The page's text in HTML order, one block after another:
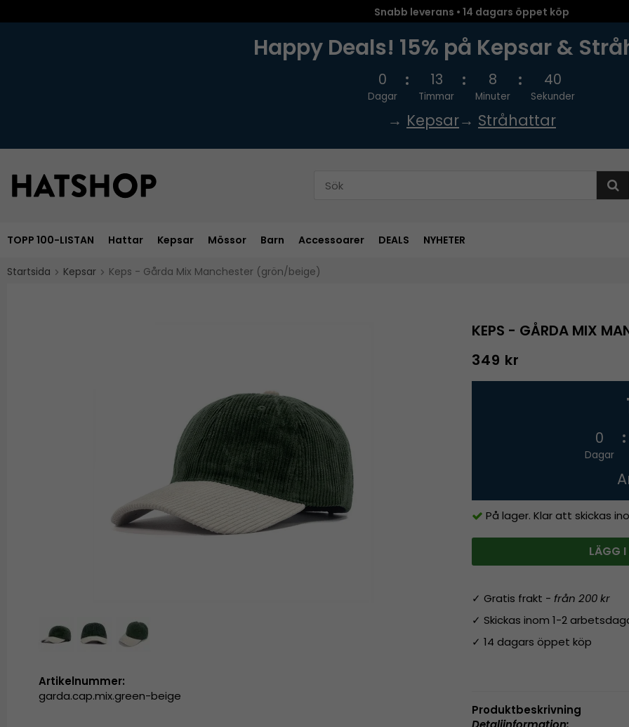
Snabb leverans • 14 dagars öppet köp
Happy Deals! 15% på Kepsar &
0
Dagar
13
Timmar
8
Minuter
39
Sekunder
→ Kepsar→ Stråhattar
TOPP 100-LISTAN Hattar Kepsar Mössor Barn Accessoarer DEALS NYHETER
Startsida Kepsar Keps - Gårda Mix Manchester (grön/beige)
KEPS - GÅRDA MIX
349 kr
0
Dagar
På lager. Klar att skickas
LÄGG
✓ Gratis frakt - från 200 kr
✓ Skickas inom 1-2
✓ 14 dagars öppet köp
Produktbeskrivning
Artikelnummer:
garda.cap.mix.green-beige